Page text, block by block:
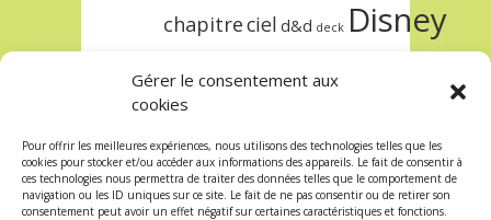
Gérer le consentement aux
cookies
Pour offrir les meilleures expériences, nous utilisons des technologies telles que les
cookies pour stocker et/ou accéder aux informations des appareils. Le fait de consentir à
ces technologies nous permettra de traiter des données telles que le comportement de
navigation ou les ID uniques sur ce site. Le fait de ne pas consentir ou de retirer son
consentement peut avoir un effet négatif sur certaines caractéristiques et fonctions.
chapitreciel d&d deck Disney
lorcana
protègeprécommandesetsleeve
terre trois unlockursula étincelant